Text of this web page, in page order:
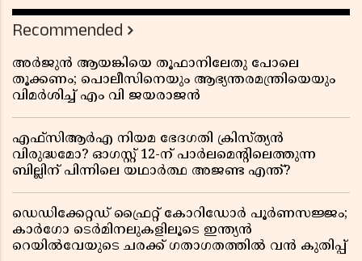
Recommended
അർജുൻ ആയങ്കിയെ തൂഫാനിലേതു പോലെ
തൂക്കണം; പൊലീസിനെയും ആഭ്യന്തരമന്ത്രിയെയും
വിമർശിച്ച് എം വി ജയരാജൻ
എഫ്സിആർഎ നിയമ ഭേദഗതി ക്രിസ്ത്യൻ
വിരുദ്ധമോ? ഓഗസ്റ്റ് 12-ന് പാർലമെന്റിലെത്തുന്ന
ബില്ലിന് പിന്നിലെ യഥാർത്ഥ അജണ്ട എന്ത്?
ഡെഡിക്കേറ്റഡ് ഫ്രൈറ്റ് കോറിഡോർ പൂർണസജ്ജം;
കാർഗോ ടെർമിനലുകളിലൂടെ ഇന്ത്യൻ
റെയിൽവേയുടെ ചരക്ക് ഗതാഗതത്തിൽ വൻ കുതിപ്പ്